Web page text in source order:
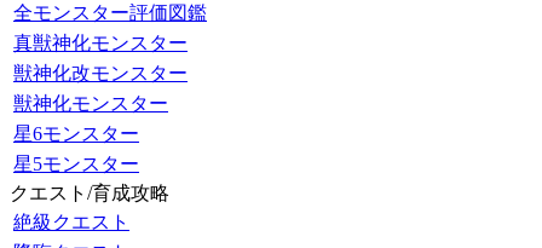
全モンスター評価図鑑
真獣神化モンスター
獣神化改モンスター
獣神化モンスター
星6モンスター
星5モンスター
クエスト/育成攻略
絶級クエスト